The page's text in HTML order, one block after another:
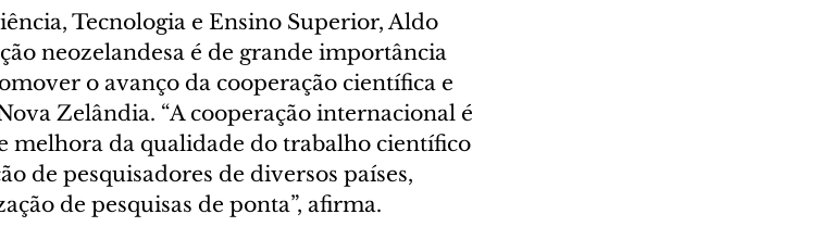
Tecnologia e Ensino Superior, Aldo
neozelandesa é de grande importância
o avanço da cooperação científica e
Zelândia. “A cooperação internacional é
melhora da qualidade do trabalho científico
de pesquisadores de diversos países,
de pesquisas de ponta”, afirma.